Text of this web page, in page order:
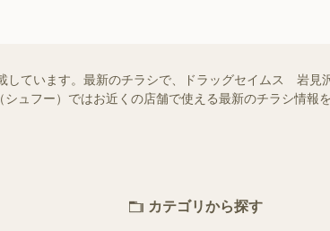
ています。最新のチラシで、ドラッグセイムス 岩見
ュフー）ではお近くの店舗で使える最新のチラシ情報
カテゴリから探す